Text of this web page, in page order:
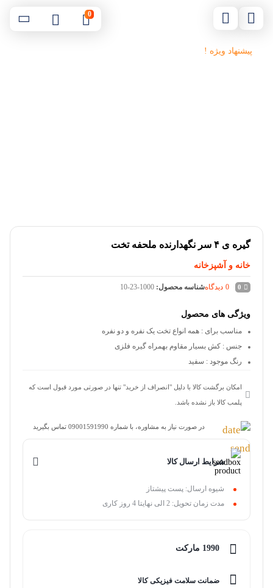
0
پیشنهاد ویژه !
گیره ی ۴ سر نگهدارنده ملحفه تخت
خانه و آشپزخانه
0
0 دیدگاهشناسه محصول: 10-23-1000
ویژگی های محصول
مناسب برای : همه انواع تخت یک نفره و دو نفره
جنس : کش بسیار مقاوم بهمراه گیره فلزی
رنگ موجود : سفید
امکان برگشت کالا با دلیل "انصراف از خرید" تنها در صورتی مورد قبول است که
پلمب کالا باز نشده باشد.
در صورت نیاز به مشاوره، با شماره 09001591990 تماس بگیرید
شرایط ارسال کالا
شیوه ارسال: پست پیشتاز
مدت زمان تحویل: 2 الی نهایتا 4 روز کاری
1990 مارکت
ضمانت سلامت فیزیکی کالا